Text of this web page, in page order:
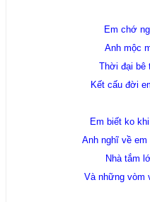
Em chớ
Anh mộc
Thời đại bê
Kết cấu đời
Em biết ko
Anh nghĩ về
Nhà tắm
Và những vòm